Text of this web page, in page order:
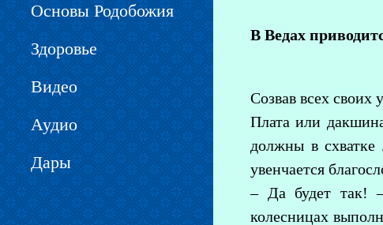
В Ведах
Созвав всех своих
Плата или
должны в
увенчается
– Да будет так!
колесницах
Основы Родобожия
Здоровье
Видео
Аудио
Дары